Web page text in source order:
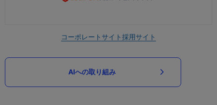
コーポレートサイト採用サイト
AIへの取り組み